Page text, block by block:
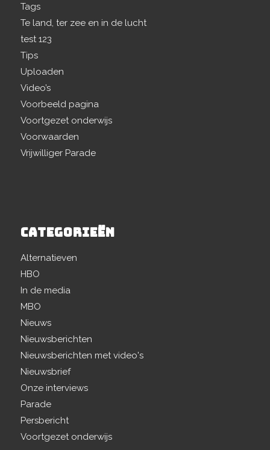
Tags
Te land, ter zee en in de lucht
test 123
Tips
Uploaden
Video’s
Voorbeeld pagina
Voortgezet onderwijs
Voorwaarden
Vrijwilliger Parade
CATEGORIEËN
Alternatieven
HBO
In de media
MBO
Nieuws
Nieuwsberichten
Nieuwsberichten met video's
Nieuwsbrief
Onze interviews
Parade
Persbericht
Voortgezet onderwijs